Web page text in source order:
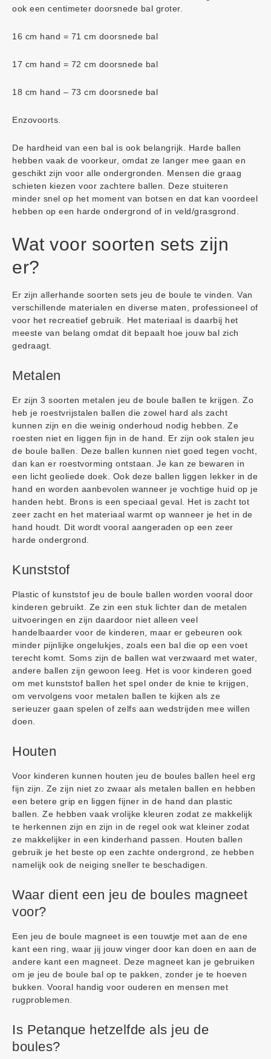
ook een centimeter doorsnede bal groter.
16 cm hand = 71 cm doorsnede bal
17 cm hand = 72 cm doorsnede bal
18 cm hand – 73 cm doorsnede bal
Enzovoorts.
De hardheid van een bal is ook belangrijk. Harde ballen
hebben vaak de voorkeur, omdat ze langer mee gaan en
geschikt zijn voor alle ondergronden. Mensen die graag
schieten kiezen voor zachtere ballen. Deze stuiteren
minder snel op het moment van botsen en dat kan voordeel
hebben op een harde ondergrond of in veld/grasgrond.
Wat voor soorten sets zijn
er?
Er zijn allerhande soorten sets jeu de boule te vinden. Van
verschillende materialen en diverse maten, professioneel of
voor het recreatief gebruik. Het materiaal is daarbij het
meeste van belang omdat dit bepaalt hoe jouw bal zich
gedraagt.
Metalen
Er zijn 3 soorten metalen jeu de boule ballen te krijgen. Zo
heb je roestvrijstalen ballen die zowel hard als zacht
kunnen zijn en die weinig onderhoud nodig hebben. Ze
roesten niet en liggen fijn in de hand. Er zijn ook stalen jeu
de boule ballen. Deze ballen kunnen niet goed tegen vocht,
dan kan er roestvorming ontstaan. Je kan ze bewaren in
een licht geoliede doek. Ook deze ballen liggen lekker in de
hand en worden aanbevolen wanneer je vochtige huid op je
handen hebt. Brons is een speciaal geval. Het is zacht tot
zeer zacht en het materiaal warmt op wanneer je het in de
hand houdt. Dit wordt vooral aangeraden op een zeer
harde ondergrond.
Kunststof
Plastic of kunststof jeu de boule ballen worden vooral door
kinderen gebruikt. Ze zin een stuk lichter dan de metalen
uitvoeringen en zijn daardoor niet alleen veel
handelbaarder voor de kinderen, maar er gebeuren ook
minder pijnlijke ongelukjes, zoals een bal die op een voet
terecht komt. Soms zijn de ballen wat verzwaard met water,
andere ballen zijn gewoon leeg. Het is voor kinderen goed
om met kunststof ballen het spel onder de knie te krijgen,
om vervolgens voor metalen ballen te kijken als ze
serieuzer gaan spelen of zelfs aan wedstrijden mee willen
doen.
Houten
Voor kinderen kunnen houten jeu de boules ballen heel erg
fijn zijn. Ze zijn niet zo zwaar als metalen ballen en hebben
een betere grip en liggen fijner in de hand dan plastic
ballen. Ze hebben vaak vrolijke kleuren zodat ze makkelijk
te herkennen zijn en zijn in de regel ook wat kleiner zodat
ze makkelijker in een kinderhand passen. Houten ballen
gebruik je het beste op een zachte ondergrond, ze hebben
namelijk ook de neiging sneller te beschadigen.
Waar dient een jeu de boules magneet
voor?
Een jeu de boule magneet is een touwtje met aan de ene
kant een ring, waar jij jouw vinger door kan doen en aan de
andere kant een magneet. Deze magneet kan je gebruiken
om je jeu de boule bal op te pakken, zonder je te hoeven
bukken. Vooral handig voor ouderen en mensen met
rugproblemen.
Is Petanque hetzelfde als jeu de
boules?